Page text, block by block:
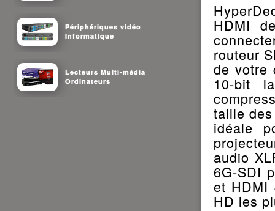
Périphériques vidéo
Informatique
Lecteurs Multi-média
Ordinateurs
HDMI
routeur
de votre
10-bit
taille
idéale
audio
6G-SDI
et HDMI
HD les